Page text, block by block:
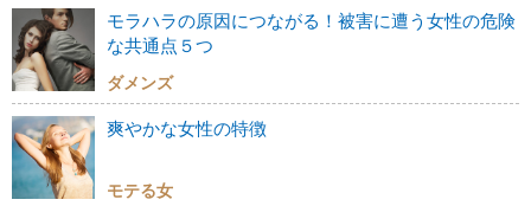
モラハラの原因につながる！被害に遭う女性の危険
な共通点５つ
ダメンズ
爽やかな女性の特徴
モテる女